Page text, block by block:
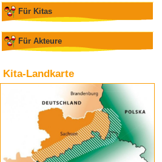
Für Kitas
Für Akteure
Kita-Landkarte